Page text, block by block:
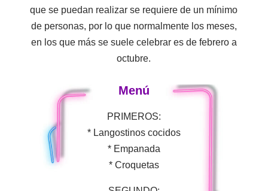
que se puedan realizar se requiere de un mínimo
de personas, por lo que normalmente los meses,
en los que más se suele celebrar es de febrero a
octubre.
Menú
PRIMEROS:
* Langostinos cocidos
* Empanada
* Croquetas